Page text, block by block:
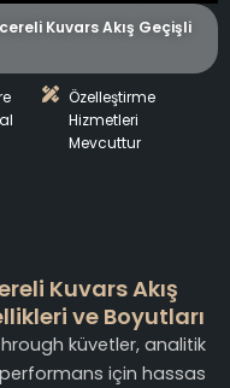
Kuvars Akış Geçişli
Özelleştirme
Hizmetleri
Mevcuttur
Kuvars Akış
ve Boyutları
küvetler, analitik
için hassas